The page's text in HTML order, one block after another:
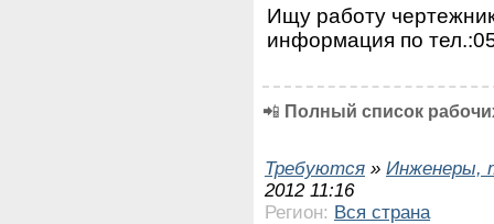
Ищу работу
информация по
📲 Полный список
Требуются » Инженеры,
2012 11:16
Регион: Вся страна